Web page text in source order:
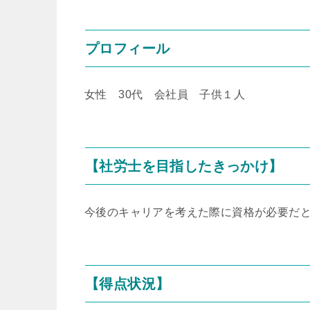
プロフィール
女性 30代 会社員 子供１人
【社労士を目指したきっかけ】
今後のキャリアを考えた際に資格が必要だと
【得点状況】